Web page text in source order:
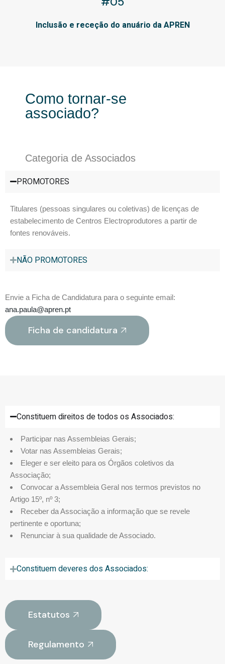
Inclusão e receção do anuário da APREN
Como tornar-se
associado?
Categoria de Associados
PROMOTORES
Titulares (pessoas singulares ou coletivas) de licenças de
estabelecimento de Centros Electroprodutores a partir de
fontes renováveis.
NÃO PROMOTORES
Envie a Ficha de Candidatura para o seguinte email:
ana.paula@apren.pt
Ficha de candidatura
Constituem direitos de todos os Associados:
Participar nas Assembleias Gerais;
Votar nas Assembleias Gerais;
Eleger e ser eleito para os Órgãos coletivos da
Associação;
Convocar a Assembleia Geral nos termos previstos no
Artigo 15º, nº 3;
Receber da Associação a informação que se revele
pertinente e oportuna;
Renunciar à sua qualidade de Associado.
Constituem deveres dos Associados:
Estatutos
Regulamento